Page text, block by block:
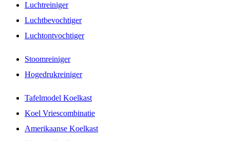
Luchtreiniger
Luchtbevochtiger
Luchtontvochtiger
Stoomreiniger
Hogedrukreiniger
Tafelmodel Koelkast
Koel Vriescombinatie
Amerikaanse Koelkast